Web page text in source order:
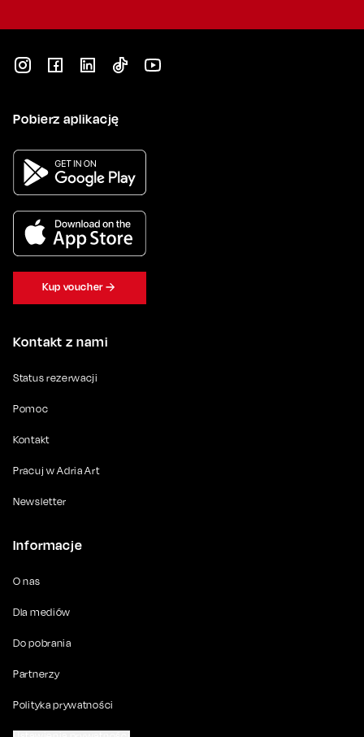
Kontakt z nami
Status rezerwacji
Pomoc
Kontakt
Pracuj w Adria Art
Newsletter
Informacje
O nas
Dla mediów
Do pobrania
Partnerzy
Polityka prywatności
Pobierz aplikację
Kup voucher